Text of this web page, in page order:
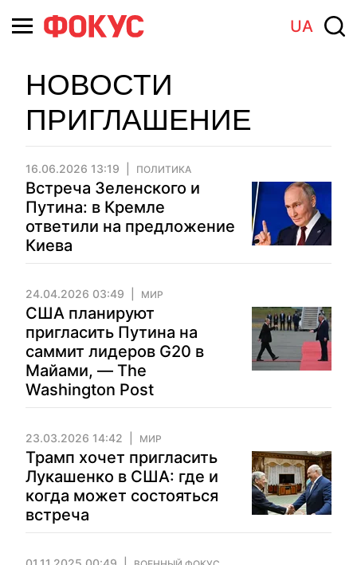
UA
НОВОСТИ
ПРИГЛАШЕНИЕ
16.06.2026 13:19 ПОЛИТИКА
Встреча Зеленского и
Путина: в Кремле
ответили на предложение
Киева
24.04.2026 03:49 МИР
США планируют
пригласить Путина на
саммит лидеров G20 в
Майами, — The
Washington Post
23.03.2026 14:42 МИР
Трамп хочет пригласить
Лукашенко в США: где и
когда может состояться
встреча